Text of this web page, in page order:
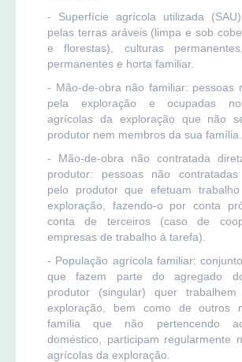
- Superfície agrícola utilizada
pelas terras aráveis (limpa e sob
e florestas), culturas
permanentes e horta familiar.
- Mão-de-obra não familiar: pessoas
pela exploração e ocupadas
agrícolas da exploração que não
produtor nem membros da sua família.
- Mão-de-obra não contratada
produtor: pessoas não contratadas
pelo produtor que efetuam
exploração, fazendo-o por conta
conta de terceiros (caso de
empresas de trabalho à tarefa).
- População agrícola familiar:
que fazem parte do agregado
produtor (singular) quer
exploração, bem como de outros
família que não pertencendo
doméstico, participam regularmente
agrícolas da exploração.